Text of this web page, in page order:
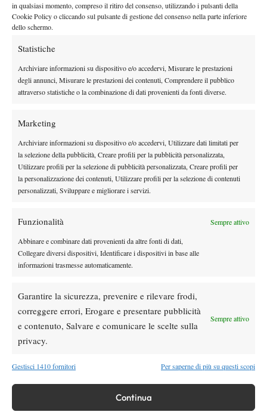
in qualsiasi momento, compreso il ritiro del consenso, utilizzando i pulsanti della
Cookie Policy o cliccando sul pulsante di gestione del consenso nella parte inferiore
dello schermo.
Statistiche
Archiviare informazioni su dispositivo e/o accedervi, Misurare le prestazioni
degli annunci, Misurare le prestazioni dei contenuti, Comprendere il pubblico
attraverso statistiche o la combinazione di dati provenienti da fonti diverse.
Marketing
Archiviare informazioni su dispositivo e/o accedervi, Utilizzare dati limitati per
la selezione della pubblicità, Creare profili per la pubblicità personalizzata,
Utilizzare profili per la selezione di pubblicità personalizzata, Creare profili per
la personalizzazione dei contenuti, Utilizzare profili per la selezione di contenuti
personalizzati, Sviluppare e migliorare i servizi.
Funzionalità Sempre attivo
Abbinare e combinare dati provenienti da altre fonti di dati,
Collegare diversi dispositivi, Identificare i dispositivi in base alle
informazioni trasmesse automaticamente.
Garantire la sicurezza, prevenire e rilevare frodi,
correggere errori, Erogare e presentare pubblicità
e contenuto, Salvare e comunicare le scelte sulla
privacy.
Sempre attivo
Gestisci 1410 fornitori Per saperne di più su questi scopi
Continua
Internazionali d’Italia 2026, vittoria con brivido per Paolini:
sconfitta Jeanjean all’esordio
Tommaso Vitali
Internazionali d’Italia 2026, un buon Cinà non basta: Blockx
passa in rimonta all’esordio
Internazionali d’Italia, continua il sogno di Basiletti: la
vittoria su Tomljanovic vale il secondo turno
7 Maggio 2026
Tommaso Vitali
Tommaso Vitali
Internazionali d’Italia, Arnaldi: “Sinner e Alcaraz di un altro
6 Maggio 2026